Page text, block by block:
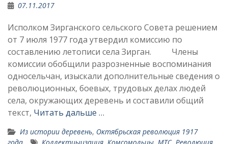
07.11.2017
Исполком Зирганского сельского Совета решением
от 7 июля 1977 года утвердил комиссию по
составлению летописи села Зирган. Члены
комиссии обобщили разрознен­ные воспоминания
односельчан, изыскали дополнительные сведения о
революцион­ных, боевых, трудовых делах людей
села, окружающих деревень и составили общий
текст, Читать дальше …
Из истории деревень, Октябрьская революция 1917